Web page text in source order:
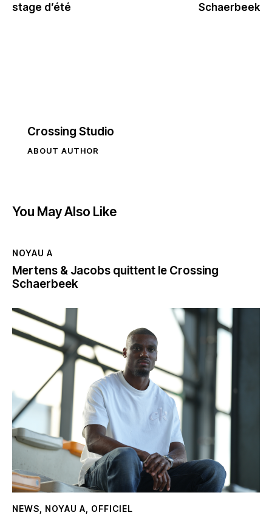
stage d’été
Schaerbeek
Crossing Studio
ABOUT AUTHOR
You May Also Like
NOYAU A
Mertens & Jacobs quittent le Crossing
Schaerbeek
NEWS NOYAU A OFFICIEL